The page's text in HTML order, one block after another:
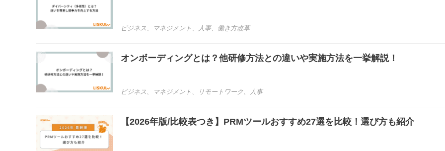
ビジネス 、 マネジメント 、 人事、 働き方改革
オンボーディングとは？他研修方法との違いや実施方法を一挙解説！
ビジネス 、 マネジメント 、 リモートワーク 、 人事
【2026年版/比較表つき】PRMツールおすすめ27選を比較！選び方も紹介